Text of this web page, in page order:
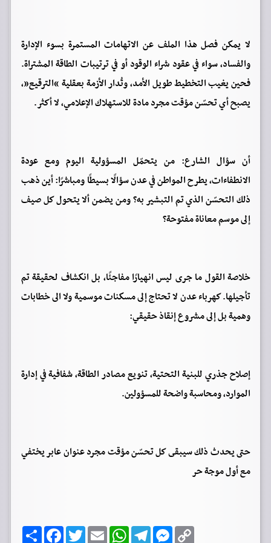
لا يمكن فصل هذا الملف عن الاتهامات المستمرة بسوء الإدارة
والفساد، سواء في عقود شراء الوقود أو في ترتيبات الطاقة المشتراة.
فحين يغيب التخطيط طويل الأمد، وتُدار الأزمة بعقلية “الترقيع”،
يصبح أي تحسّن مؤقت مجرد مادة للاستهلاك الإعلامي، لا أكثر.
أن سؤال الشارع: من يتحمّل المسؤولية اليوم ومع عودة
الانطفاءات، يطرح المواطن في عدن سؤالًا بسيطًا ومباشرًا: أين ذهب
ذلك التحسّن الذي تم التبشير به؟ ومن يضمن ألا يتحول كل صيف
إلى موسم معاناة مفتوحة؟
خلاصة القول ما جرى ليس انهيارًا مفاجئًا، بل انكشاف لحقيقة تم
تأجيلها. كهرباء عدن لا تحتاج إلى مسكنات موسمية ولا الى خطابات
وهمية بل إلى مشروع إنقاذ حقيقي:
إصلاح جذري للبنية التحتية، تنويع مصادر الطاقة، شفافية في إدارة
الموارد، ومحاسبة واضحة للمسؤولين.
حتى يحدث ذلك سيبقى كل تحسّن مؤقت مجرد عنوان عابر يختفي
مع أول موجة حر
ا F T E W T M C